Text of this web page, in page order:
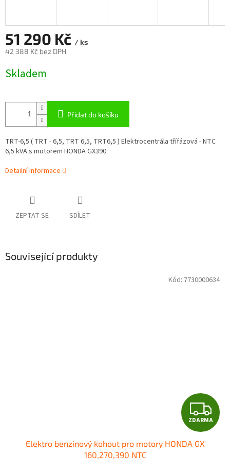
51 290 Kč / ks
42 388 Kč bez DPH
cena:
Skladem
Přidat do košíku
TRT-6,5 ( TRT - 6,5, TRT 6,5, TRT6,5 ) Elektrocentrála třífázová - NTC
6,5 kVA s motorem HONDA GX390
Detailní informace
ZEPTAT SE SDÍLET
Související produkty
Z
D
ZDARMA
Elektro benzinový kohout pro motory HONDA GX
160,270,390 NTC
Kód: 7730000634